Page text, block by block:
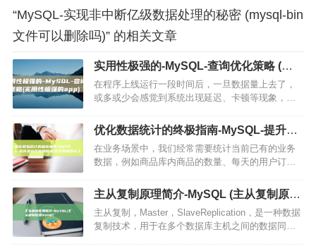
“MySQL-实现非中断亿级数据处理的秘密 (mysql-bin
文件可以删除吗)” 的相关文章
实用性极强的-MySQL-查询优化策略 (实
用性极强的app)
在程序上线运行一段时间后，一旦数据量上去了，
或多或少会感觉到系统出现延迟、卡顿等现象，出
工作了，其中，大量的实践经验表明，调优的手段
尽管有很多，但涉及到SQ…
优化数据统计的终极指南-MySQL-提升查
询性能的秘诀 (优化数据统计工具)
在业务场景中，我们经常需要统计当前已有的业务
数据，例如商品库内商品的数量、每天的用户订单
count，实现方式对于不同的数据库引擎，count，
的实现逻辑也不同…
主从复制原理简介-MySQL (主从复制原理
mysql)
主从复制，Master，SlaveReplication，是一种数据
复制技术，用于在多个数据库主机之间的数据同